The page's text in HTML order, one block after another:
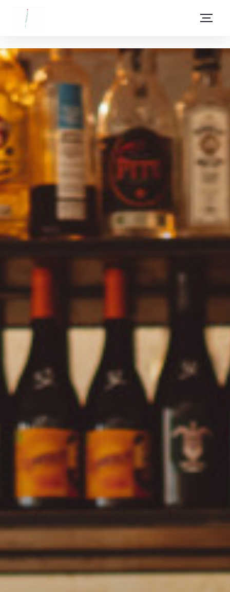
Zum Hauptinhalt springen